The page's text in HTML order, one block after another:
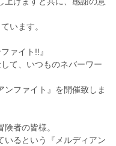
います。
ァイト!!』
て、いつものネバーワー
ンファイト』を開催致しま
者の皆様。
いるという『メルディアン